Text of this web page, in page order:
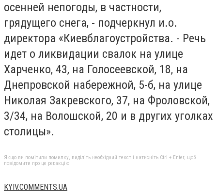
осенней непогоды, в частности,
грядущего снега, - подчеркнул и.о.
директора «Киевблагоустройства. - Речь
идет о ликвидации свалок на улице
Харченко, 43, на Голосеевской, 18, на
Днепровской набережной, 5-б, на улице
Николая Закревского, 37, на Фроловской,
3/34, на Волошской, 20 и в других уголках
столицы».
Якщо ви помітили помилку, виділіть необхідний текст і натисніть Ctrl + Enter, щоб
повідомити про це редакцію
KYIV.COMMENTS.UA